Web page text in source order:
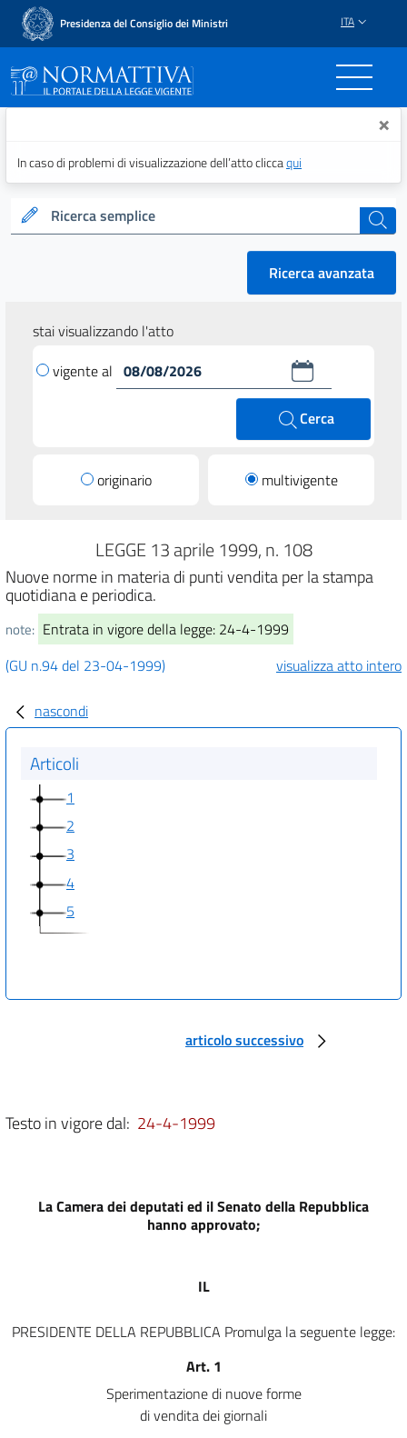
Presidenza del Consiglio dei Ministri ITA
Normattiva - Il portale ×
In caso di problemi di visualizzazione dell’atto cliccaqui
Ricerca semplice cerca
Ricerca avanzata
stai visualizzando l'atto
vigente al
Cerca
originario multivigente
LEGGE 13 aprile 1999, n. 108
Nuove norme in materia di punti vendita per la stampa
quotidiana e periodica.
note: Entrata in vigore della legge: 24-4-1999
(GU n.94 del 23-04-1999)
visualizza atto intero
nascondi
Articoli
1
2
3
4
5
articolo successivo
Testo in vigore dal: 24-4-1999
La Camera dei deputati ed il Senato della Repubblica
hanno approvato;
IL
PRESIDENTE DELLA REPUBBLICA Promulga la seguente legge:
Art. 1
Sperimentazione di nuove forme
di vendita dei giornali